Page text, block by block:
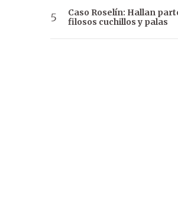
Caso Roselín: Hallan
filosos cuchillos y palas